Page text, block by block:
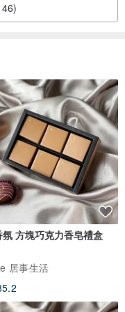
方塊巧克力香皂禮盒
居事生活